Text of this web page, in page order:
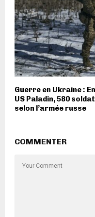
Guerre en Ukraine :
US Paladin, 580
selon l’armée russe
COMMENTER